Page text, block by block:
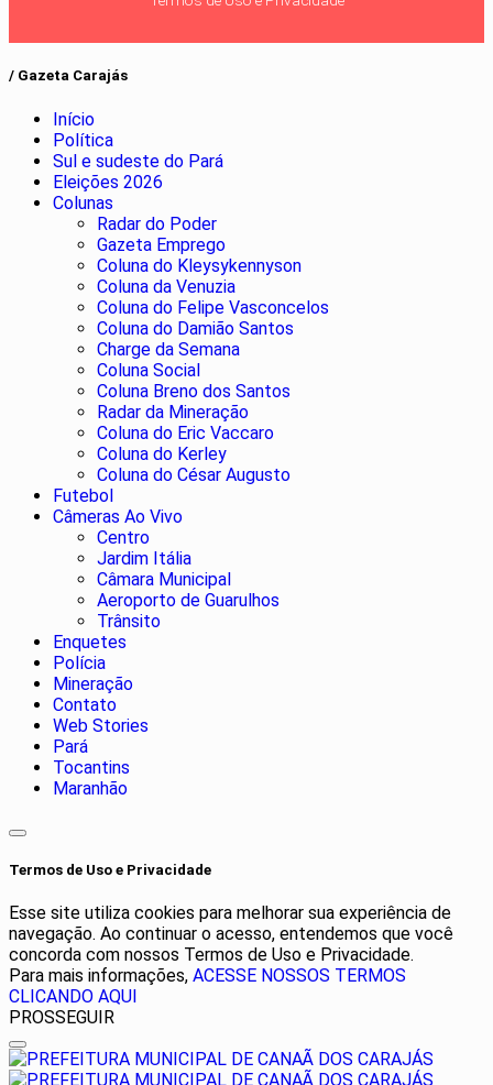
/ Gazeta Carajás
Início
Política
Sul e sudeste do Pará
Eleições 2026
Colunas
Radar do Poder
Gazeta Emprego
Coluna do Kleysykennyson
Coluna da Venuzia
Coluna do Felipe Vasconcelos
Coluna do Damião Santos
Charge da Semana
Coluna Social
Coluna Breno dos Santos
Radar da Mineração
Coluna do Eric Vaccaro
Coluna do Kerley
Coluna do César Augusto
Futebol
Câmeras Ao Vivo
Centro
Jardim Itália
Câmara Municipal
Aeroporto de Guarulhos
Trânsito
Enquetes
Polícia
Mineração
Contato
Web Stories
Pará
Tocantins
Maranhão
Termos de Uso e Privacidade
Esse site utiliza cookies para melhorar sua experiência de
navegação. Ao continuar o acesso, entendemos que você
concorda com nossos Termos de Uso e Privacidade.
Para mais informações, ACESSE NOSSOS TERMOS
CLICANDO AQUI
PROSSEGUIR